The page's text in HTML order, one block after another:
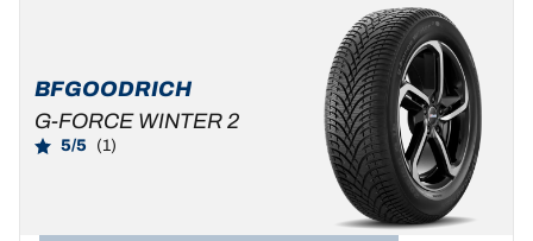
BFGOODRICH
G-FORCE WINTER 2
5/5 (1)